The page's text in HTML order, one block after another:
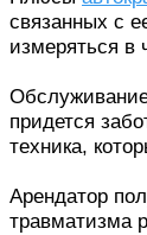
239
259
связанных с
измеряться в
придется
техника,
Арендатор
травматизма